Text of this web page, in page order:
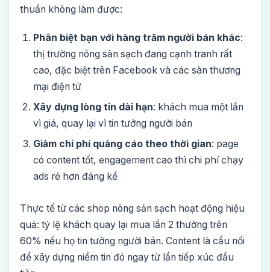
thuần không làm được:
Phân biệt bạn với hàng trăm người bán khác:
thị trường nông sản sạch đang cạnh tranh rất
cao, đặc biệt trên Facebook và các sàn thương
mại điện tử
Xây dựng lòng tin dài hạn: khách mua một lần
vì giá, quay lại vì tin tưởng người bán
Giảm chi phí quảng cáo theo thời gian: page
có content tốt, engagement cao thì chi phí chạy
ads rẻ hơn đáng kể
Thực tế từ các shop nông sản sạch hoạt động hiệu
quả: tỷ lệ khách quay lại mua lần 2 thường trên
60% nếu họ tin tưởng người bán. Content là cầu nối
để xây dựng niềm tin đó ngay từ lần tiếp xúc đầu